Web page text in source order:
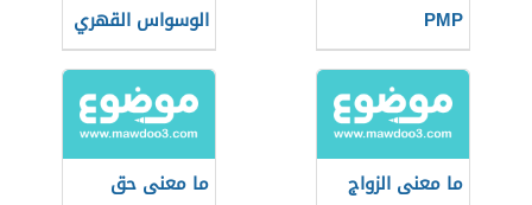
PMP
الوسواس القهري
ما معنى الزواج
ما معنى حق